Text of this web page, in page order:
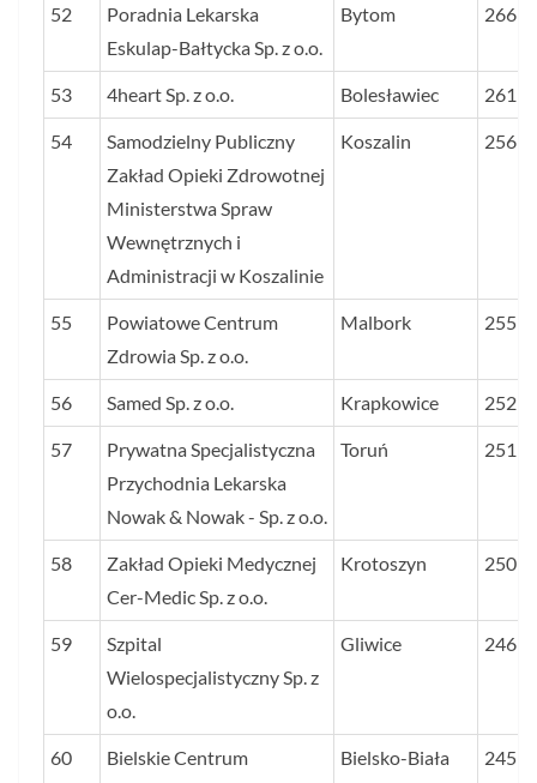
52
Poradnia Lekarska
Eskulap-Bałtycka Sp. z o.o.
Bytom 266
53 4heart Sp. z o.o. Bolesławiec 261
54
Samodzielny Publiczny
Zakład Opieki Zdrowotnej
Ministerstwa Spraw
Wewnętrznych i
Administracji w Koszalinie
Koszalin 256
55
Powiatowe Centrum
Zdrowia Sp. z o.o.
Malbork 255
56 Samed Sp. z o.o. Krapkowice 252
57
Prywatna Specjalistyczna
Przychodnia Lekarska
Nowak & Nowak - Sp. z o.o.
Toruń 251
58
Zakład Opieki Medycznej
Cer-Medic Sp. z o.o.
Krotoszyn 250
59
Szpital
Wielospecjalistyczny Sp. z
o.o.
Gliwice 246
60
Bielskie Centrum
Bielsko-Biała 245